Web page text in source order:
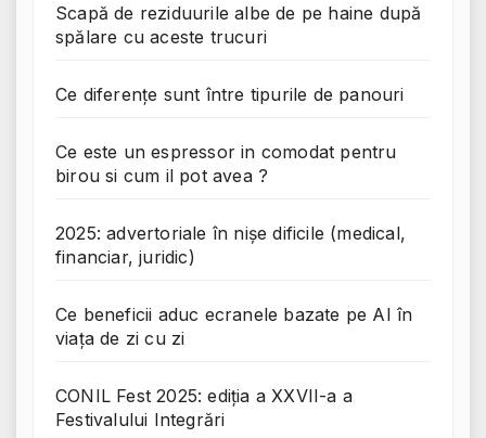
Scapă de reziduurile albe de pe haine după
spălare cu aceste trucuri
Ce diferențe sunt între tipurile de panouri
Ce este un espressor in comodat pentru
birou si cum il pot avea ?
2025: advertoriale în nișe dificile (medical,
financiar, juridic)
Ce beneficii aduc ecranele bazate pe AI în
viața de zi cu zi
CONIL Fest 2025: ediția a XXVII-a a
Festivalului Integrări